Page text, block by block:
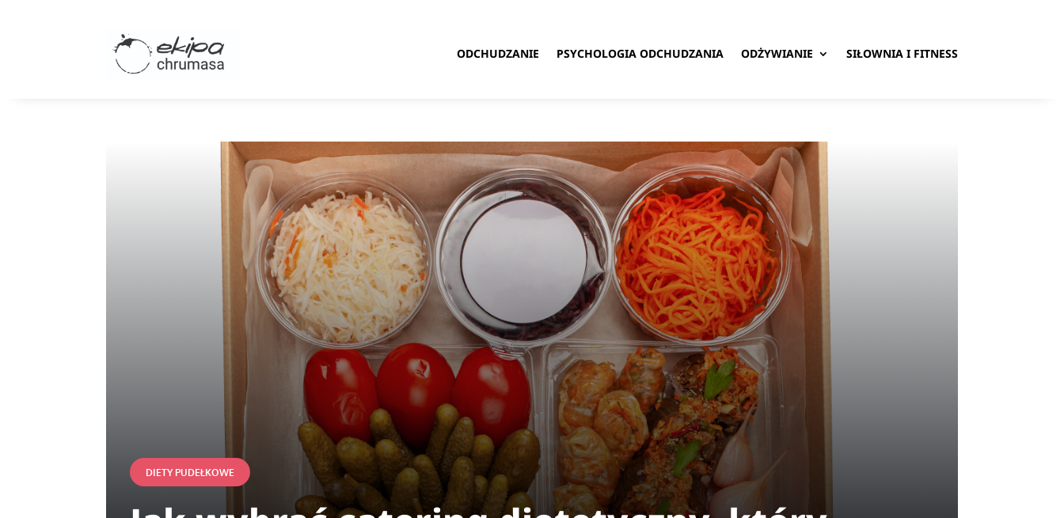
ODCHUDZANIE PSYCHOLOGIA ODCHUDZANIA ODŻYWIANIE SIŁOWNIA I FITNESS
DIETY PUDEŁKOWE